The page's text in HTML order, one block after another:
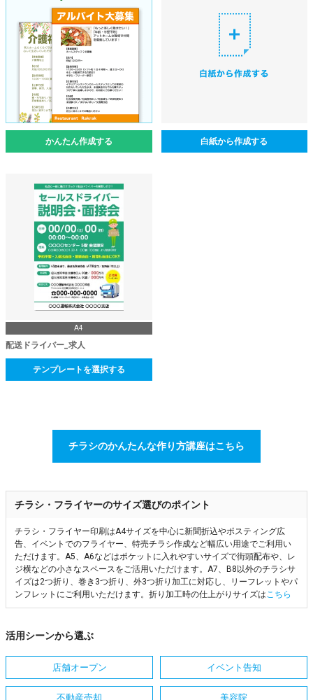
かんたん作成する 白紙から作成する
A4
配送ドライバー_求人
テンプレートを選択する
チラシのかんたんな作り方講座はこちら
チラシ・フライヤーのサイズ選びのポイント
チラシ・フライヤー印刷はA4サイズを中心に新聞折込やポスティング広
告、イベントでのフライヤー、特売チラシ作成など幅広い用途でご利用い
ただけます。A5、A6などはポケットに入れやすいサイズで街頭配布や、レ
ジ横などの小さなスペースをご活用いただけます。A7、B8以外のチラシサ
イズは2つ折り、巻き3つ折り、外3つ折り加工に対応し、リーフレットやパ
ンフレットにご利用いただけます。折り加工時の仕上がりサイズは こちら
活用シーンから選ぶ
店舗オープン イベント告知
不動産売却 美容院